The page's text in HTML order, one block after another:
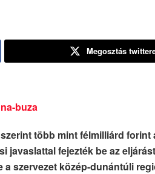
Megosztás
több mint félmilliárd forint
javaslattal fejezték be az
szervezet közép-dunántúli